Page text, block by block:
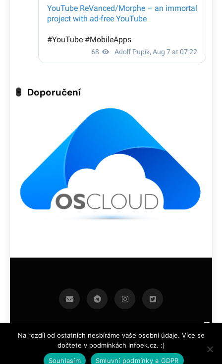
Doporučení
infoek.cz 2026.Developed By BlazeThemes .
Na rozdíl od ostatních nesbíráme vaše osobní údaje. Více se
dočtete v podmínkách infoek.cz. :)
Souhlasím
Smluvní podmínky a GDPR